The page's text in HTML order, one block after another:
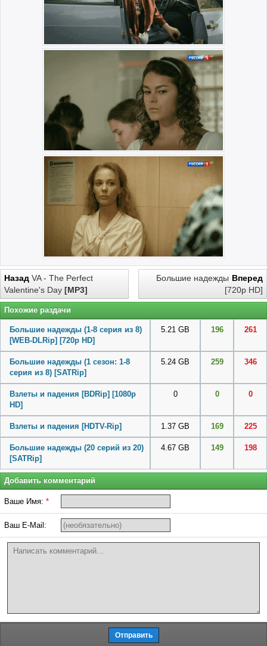
Назад VA - The Perfect
Valentine's Day [MP3]
Вперед
Большие надежды
[720p HD]
Похожие раздачи
Большие надежды (1-8 серия из 8)
[WEB-DLRip] [720p HD]
5.21 GB 196 261
Большие надежды (1 сезон: 1-8
серия из 8) [SATRip]
5.24 GB 259 346
Взлеты и падения [BDRip] [1080p
HD]
0 0 0
Взлеты и падения [HDTV-Rip] 1.37 GB 169 225
Большие надежды (20 серий из 20)
[SATRip]
4.67 GB 149 198
Добавить комментарий
Ваше Имя: *
Ваш E-Mail: